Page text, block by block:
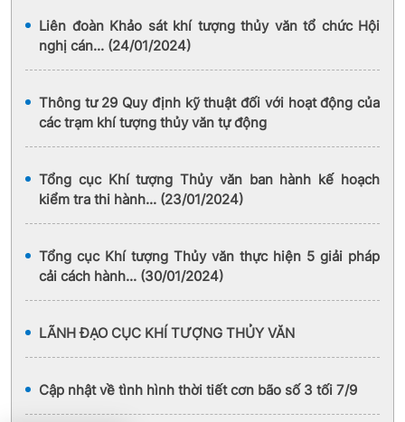
Liên đoàn Khảo sát khí tượng thủy văn tổ chức Hội
nghị cán... (24/01/2024)
Thông tư 29 Quy định kỹ thuật đối với hoạt động của
các trạm khí tượng thủy văn tự động
Tổng cục Khí tượng Thủy văn ban hành kế hoạch
kiểm tra thi hành... (23/01/2024)
Tổng cục Khí tượng Thủy văn thực hiện 5 giải pháp
cải cách hành... (30/01/2024)
LÃNH ĐẠO CỤC KHÍ TƯỢNG THỦY VĂN
Cập nhật về tình hình thời tiết cơn bão số 3 tối 7/9